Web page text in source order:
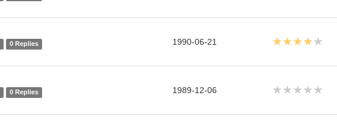
0 Replies 1990-06-21 ★★★★★
0 Replies 1989-12-06 ★★★★★